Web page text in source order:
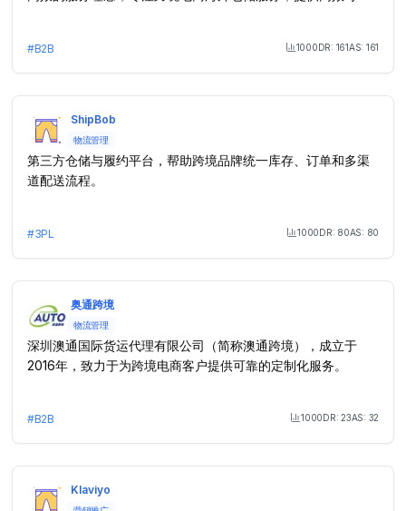
#B2B Month Visit
1000DR: 161AS: 161
ShipBob
物流管理
第三方仓储与履约平台，帮助跨境品牌统一库存、订单和多渠
道配送流程。
#3PL Month Visit
1000DR: 80AS: 80
奥通跨境
物流管理
深圳澳通国际货运代理有限公司（简称澳通跨境），成立于
2016年，致力于为跨境电商客户提供可靠的定制化服务。
#B2B Month Visit
1000DR:23AS: 32
Klaviyo